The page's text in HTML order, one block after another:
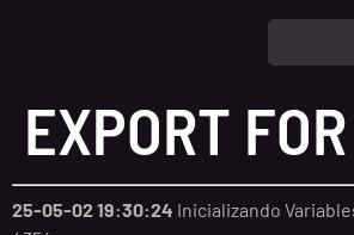
EXPORT
25-05-02 19:30:24 Inicializando